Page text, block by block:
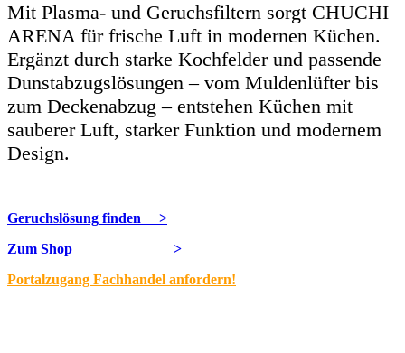
Mit Plasma- und Geruchsfiltern sorgt CHUCHI
ARENA für frische Luft in modernen Küchen.
Ergänzt durch starke Kochfelder und passende
Dunstabzugslösungen – vom Muldenlüfter bis
zum Deckenabzug – entstehen Küchen mit
sauberer Luft, starker Funktion und modernem
Design.
Geruchslösung finden >
Zum Shop >
Portalzugang Fachhandel anfordern!